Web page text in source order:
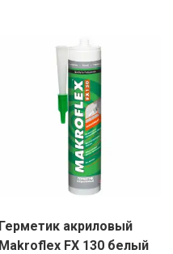
Герметик акриловый
Makroflex FX 130 белый